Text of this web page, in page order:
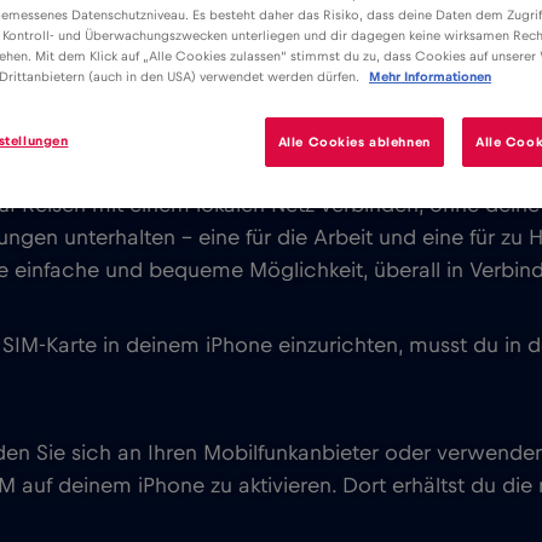
die gleichzeitige Nutzung einer eSIM und einer
auf deinem Gerät haben. Du
Reisen mit einem lokalen Netz verbinden, ohne
unterhalten – eine für die Arbeit und eine für zu
einfache und bequeme Möglichkeit, überall in
Karte in deinem iPhone einzurichten, musst du in
Sie sich an Ihren Mobilfunkanbieter oder
auf deinem iPhone zu aktivieren. Dort erhältst du
Datenschutzniveau. Es besteht daher das Risiko, dass deine Daten dem
Kontroll- und Überwachungszwecken unterliegen und dir dagegen keine wirksamen
Mit dem Klick auf „Alle Cookies zulassen“ stimmst du zu, dass Cookies auf unserer
(auch in den USA) verwendet werden dürfen.
Mehr Informationen
Alle Cookies ablehnen Alle